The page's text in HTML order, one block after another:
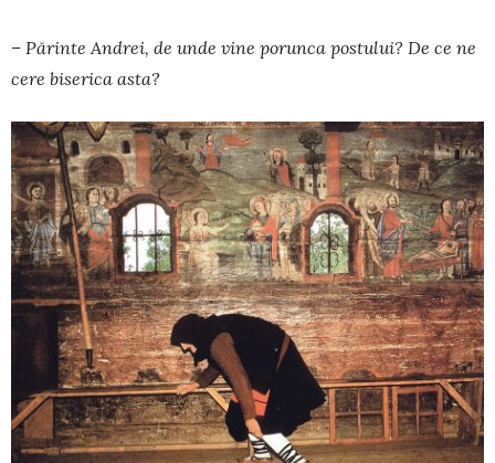
– Părinte Andrei, de unde vine porunca postului? De ce ne
cere biserica asta?